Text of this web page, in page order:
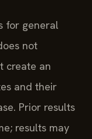
for general
not
create an
and their
Prior results
results may